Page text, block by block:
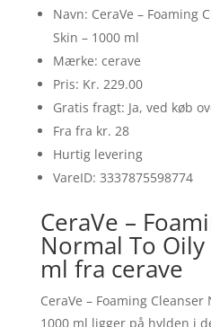
Navn: CeraVe – Foaming
Skin – 1000 ml
Mærke: cerave
Pris: Kr. 229.00
Gratis fragt: Ja, ved køb
Fra fra kr. 28
Hurtig levering
VareID: 3337875598774
CeraVe –
Normal To Oily
ml fra cerave
CeraVe – Foaming
1000 ml ligger på hylden i